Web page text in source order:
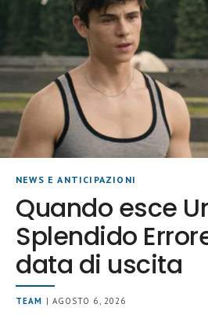
NEWS E ANTICIPAZIONI
Quando esce
Splendido
data di uscita
TEAM | AGOSTO 6, 2026